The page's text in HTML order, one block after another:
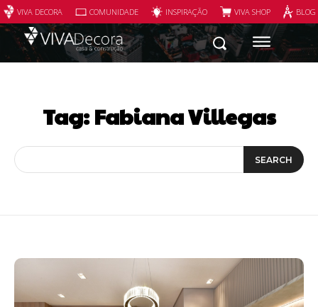
VIVA DECORA COMUNIDADE INSPIRAÇÃO VIVA SHOP
Tag:Fabiana Villegas
SEARCH